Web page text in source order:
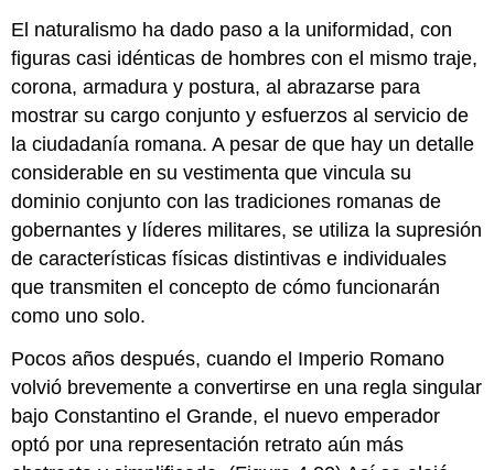
El naturalismo ha dado paso a la uniformidad, con
figuras casi idénticas de hombres con el mismo traje,
corona, armadura y postura, al abrazarse para
mostrar su cargo conjunto y esfuerzos al servicio de
la ciudadanía romana. A pesar de que hay un detalle
considerable en su vestimenta que vincula su
dominio conjunto con las tradiciones romanas de
gobernantes y líderes militares, se utiliza la supresión
de características físicas distintivas e individuales
que transmiten el concepto de cómo funcionarán
como uno solo.
Pocos años después, cuando el Imperio Romano
volvió brevemente a convertirse en una regla singular
bajo Constantino el Grande, el nuevo emperador
optó por una representación retrato aún más